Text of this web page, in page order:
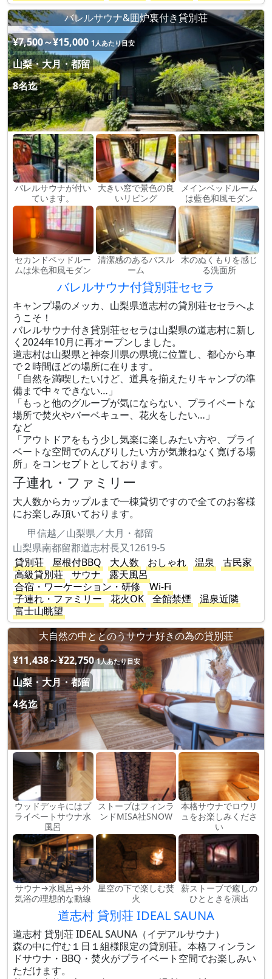
バレルサウナ&囲炉裏付き貸別荘
¥7,500～¥15,000 1人あたり目安
山梨・大月・都留
8名迄
バレルサウナが付い
ています。
大きい窓で景色の良
いリビング
メインベッドルーム
は藍色和風モダン
セカンドベッドルー
ムは朱色和風モダン
清潔感のあるバスル
ーム
木のぬくもりを感じ
る洗面所
バレルサウナ付貸別荘セセラ
キャンプ場のメッカ、山梨県道志村の貸別荘セセラへよ
うこそ！
バレルサウナ付き貸別荘セセラは山梨県の道志村に新し
く2024年10月に再オープンしました。
道志村は山梨県と神奈川県の県境に位置し、都心から車
で２時間ほどの場所に在ります。
「自然を満喫したいけど、道具を揃えたりキャンプの準
備まで中々できない…」
「もっと他のグループが気にならない、プライベートな
場所で焚火やバーベキュー、花火をしたい…」
など
「アウトドアをもう少し気楽に楽しみたい方や、プライ
ベートな空間でのんびりしたい方が気兼ねなく寛げる場
所」をコンセプトとしております。
子連れ・ファミリー
大人数からカップルまで一棟貸切ですので全てのお客様
にお楽しみ頂いております。
甲信越／山梨県／大月・都留
山梨県南都留郡道志村長又12619-5
貸別荘
屋根付BBQ 大人数 おしゃれ 温泉
古民家
高級貸別荘
サウナ
露天風呂
合宿・ワーケーション・研修
Wi-Fi
子連れ・ファミリー
花火OK 全館禁煙
温泉近隣
富士山眺望
大自然の中ととのうサウナ好きの為の貸別荘
¥11,438～¥22,750 1人あたり目安
山梨・大月・都留
4名迄
ウッドデッキにはプ
ライベートサウナ水
風呂
ストーブはフィンラ
ンドMISA社SNOW
本格サウナでロウリ
ュをお楽しみくださ
い
サウナ→水風呂→外
気浴の理想的な動線
星空の下で楽しむ焚
火
薪ストーブで癒しの
ひとときを演出
道志村 貸別荘 IDEAL SAUNA
道志村 貸別荘 IDEAL SAUNA（イデアルサウナ）
森の中に佇む１日１組様限定の貸別荘。本格フィンラン
ドサウナ・BBQ・焚火がプライベート空間でお楽しみい
ただけます。